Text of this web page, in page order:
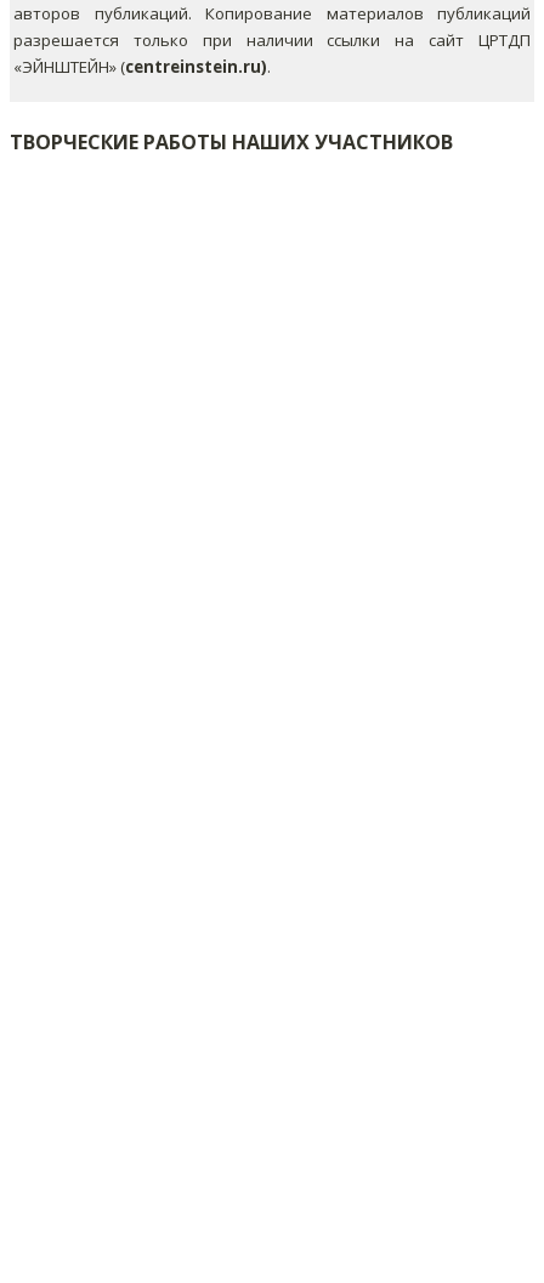
авторов публикаций. Копирование материалов публикаций
разрешается только при наличии ссылки на сайт ЦРТДП
«ЭЙНШТЕЙН» (centreinstein.ru).
ТВОРЧЕСКИЕ РАБОТЫ НАШИХ УЧАСТНИКОВ